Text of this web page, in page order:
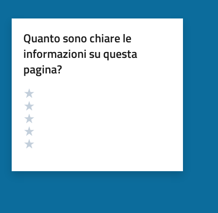
Quanto sono chiare le
informazioni su questa
pagina?
Valutazione